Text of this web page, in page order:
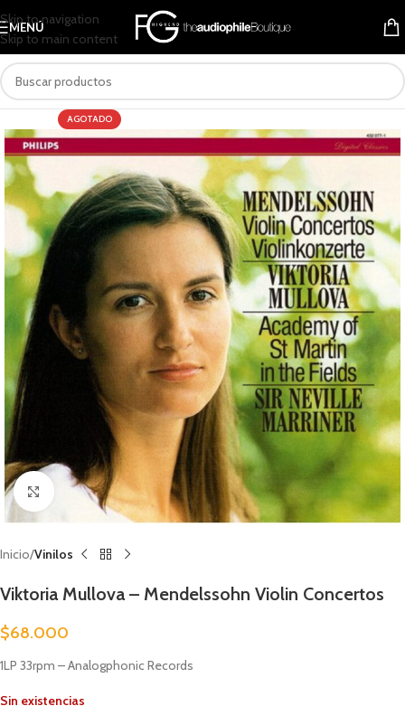
Skip to navigation
Skip to main content
MENÚ
AGOTADO
Clic para ampliar
Inicio Vinilos
Viktoria Mullova – Mendelssohn Violin Concertos
$68.000
1LP 33rpm – Analogphonic Records
Sin existencias